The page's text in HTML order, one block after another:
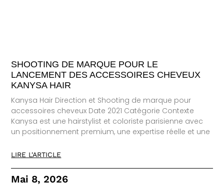
SHOOTING DE MARQUE POUR LE
LANCEMENT DES ACCESSOIRES CHEVEUX
KANYSA HAIR
Kanysa Hair Direction et Shooting de marque pour
accessoires cheveux Date 2021 Catégorie Contexte
Kanysa est une hairstylist et coloriste parisienne avec
un positionnement premium, une expertise réelle et une
LIRE L'ARTICLE
Mai 8, 2026